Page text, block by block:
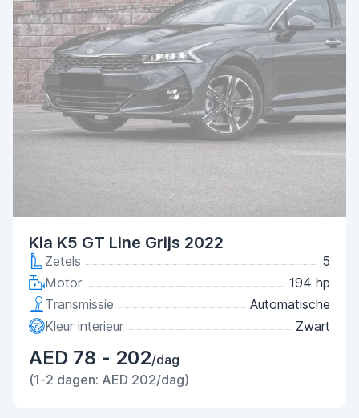
Kia K5 GT Line Grijs 2022
Zetels
5
Motor
194 hp
Transmissie
Automatische
Kleur interieur
Zwart
AED 78 - 202/dag
(1-2 dagen: AED 202/dag)